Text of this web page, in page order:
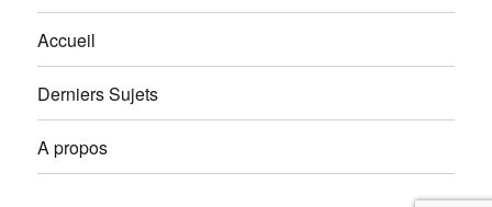
Accueil
Derniers Sujets
A propos